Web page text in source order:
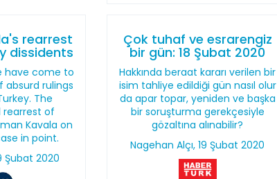
rearrest
dissidents
have come to
absurd rulings
The
of
Kavala on
in point.
Şubat 2020
Çok tuhaf ve esrarengiz
bir gün: 18 Şubat 2020
Hakkında beraat kararı verilen bir
isim tahliye edildiği gün nasıl olur
da apar topar, yeniden ve başka
bir soruşturma gerekçesiyle
gözaltına alınabilir?
Nagehan Alçı, 19 Şubat 2020